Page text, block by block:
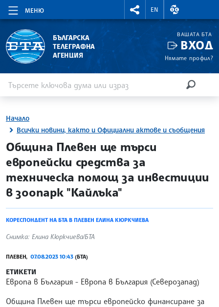
МЕНЮ
RIGHTMENU.SOCIAL
EN
ВАЛУТНИ
БЪЛГАРСКА
ТЕЛЕГРАФНА
АГЕНЦИЯ
ВАШАТА БТА
ВХОД
Нямате профил?
Начало
Всички новини, както и Официални актове и съобщения
site.bta
Община Плевен ще търси
европейски средства за
техническа помощ за инвестиции
в зоопарк "Кайлъка"
КОРЕСПОНДЕНТ НА БТА В ПЛЕВЕН ЕЛИНА КЮРКЧИЕВА
Снимка: Елина Кюркчиева/БТА
ПЛЕВЕН, 07.08.2023 10:43 (БТА)
ЕТИКЕТИ
Европа в България
Европа в България (Северозапад)
Община Плевен ще търси европейско финансиране за